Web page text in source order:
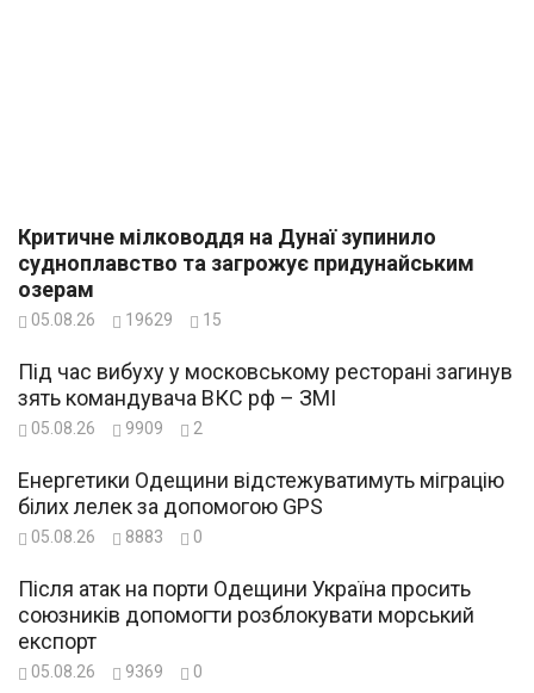
Критичне мілководдя на Дунаї зупинило
судноплавство та загрожує придунайським
озерам
05.08.26 19629 15
Під час вибуху у московському ресторані загинув
зять командувача ВКС рф – ЗМІ
05.08.26 9909 2
Енергетики Одещини відстежуватимуть міграцію
білих лелек за допомогою GPS
05.08.26 8883 0
Після атак на порти Одещини Україна просить
союзників допомогти розблокувати морський
експорт
05.08.26 9369 0